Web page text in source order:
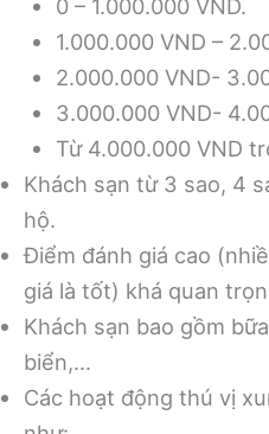
0 – 1.000.000 VND.
1.000.000 VND –
2.000.000 VND-
3.000.000 VND-
Từ 4.000.000 VND
Khách sạn từ 3 sao, 4
hộ.
Điểm đánh giá cao
giá là tốt) khá quan
Khách sạn bao gồm
biển,…
Các hoạt động thú vị